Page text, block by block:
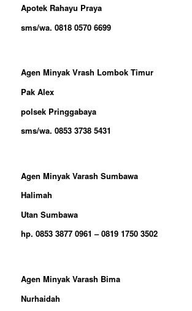
Apotek Rahayu Praya
sms/wa. 0818 0570 6699
Agen Minyak Vrash Lombok Timur
Pak Alex
polsek Pringgabaya
sms/wa. 0853 3738 5431
Agen Minyak Varash Sumbawa
Halimah
Utan Sumbawa
hp. 0853 3877 0961 – 0819 1750 3502
Agen Minyak Varash Bima
Nurhaidah